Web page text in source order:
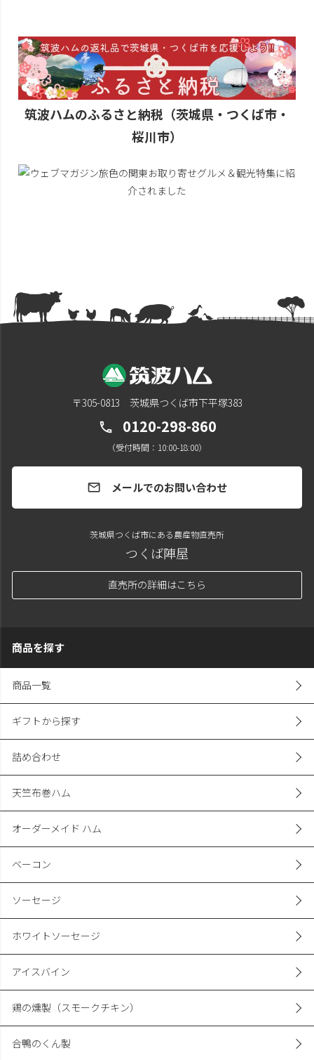
筑波ハムのふるさと納税（茨城県・つくば市・
桜川市）
〒305-0813 茨城県つくば市下平塚383
call 0120-298-860
（受付時間：10:00-18:00）
mail メールでのお問い合わせ
茨城県つくば市にある農産物直売所
つくば陣屋
直売所の詳細はこちら
商品を探す
商品一覧
ギフトから探す
詰め合わせ
天竺布巻ハム
オーダーメイド ハム
ベーコン
ソーセージ
ホワイトソーセージ
アイスバイン
鶏の燻製（スモークチキン）
合鴨のくん製